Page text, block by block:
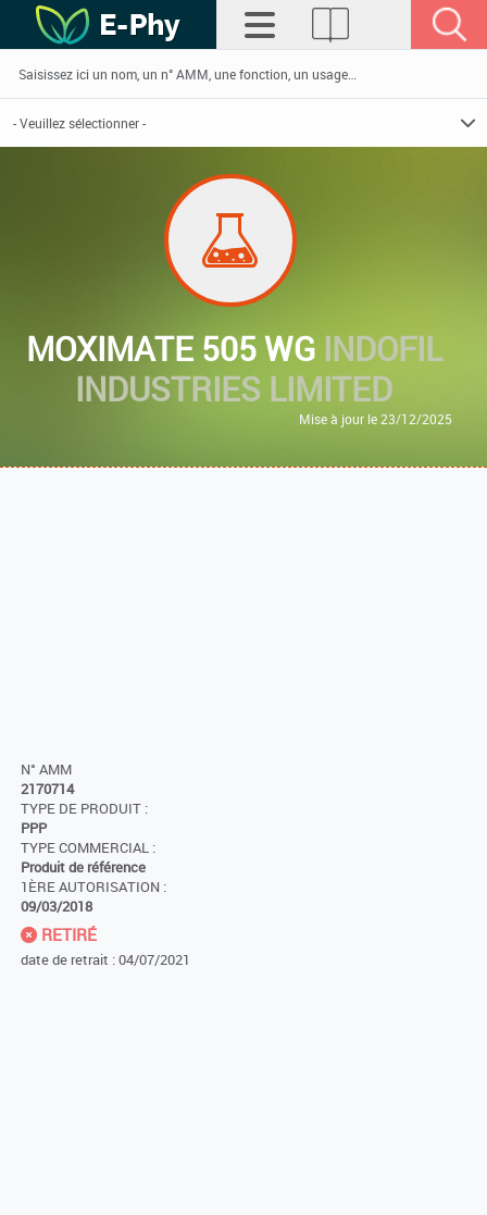
MOXIMATE 505 WG INDOFIL
INDUSTRIES LIMITED
Mise à jour le 23/12/2025
N° AMM
2170714
TYPE DE PRODUIT :
PPP
TYPE COMMERCIAL :
Produit de référence
1ÈRE AUTORISATION :
09/03/2018
RETIRÉ
date de retrait : 04/07/2021